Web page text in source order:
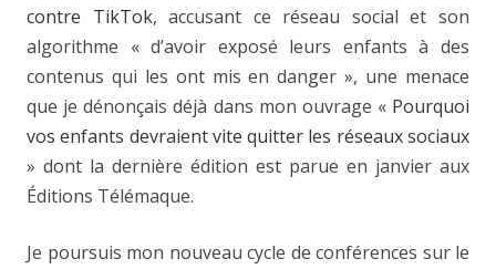
contre TikTok, accusant ce réseau social et son
algorithme « d’avoir exposé leurs enfants à des
contenus qui les ont mis en danger », une menace
que je dénonçais déjà dans mon ouvrage « Pourquoi
vos enfants devraient vite quitter les réseaux sociaux
» dont la dernière édition est parue en janvier aux
Éditions Télémaque.
Je poursuis mon nouveau cycle de conférences sur le